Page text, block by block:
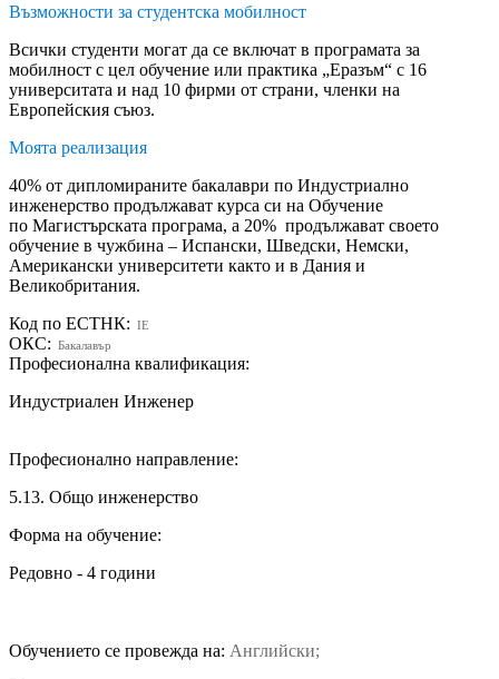
Възможности за студентска мобилност
Всички студенти могат да се включат в програмата за
мобилност с цел обучение или практика „Еразъм“ с 16
университата и над 10 фирми от страни, членки на
Европейския съюз.
Моята реализация
40% от дипломираните бакалаври по Индустриално
инженерство продължават курса си на Обучение
по Магистърската програма, а 20% продължават своето
обучение в чужбина – Испански, Шведски, Немски,
Американски университети както и в Дания и
Великобритания.
Код по ЕСТНК: IE
ОКС: Бакалавър
Професионална квалификация:
Индустриален Инженер
Професионално направление:
5.13. Общо инженерство
Форма на обучение:
Редовно - 4 години
Обучението се провежда на: Английски;